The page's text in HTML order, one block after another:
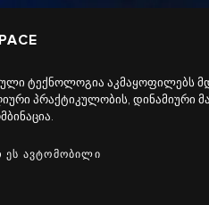
ტექნოლოგია აკმაყოფილებს
პრაქტიკულობის, დინამიური
ᲔᲡ ᲐᲕᲢᲝᲛᲝᲑᲘᲚᲘ